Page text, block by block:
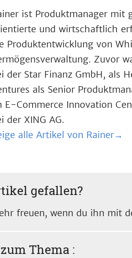
ist Produktmanager mit
und wirtschaftlich
Produktentwicklung von
Zuvor
der Star Finanz GmbH, als
als Senior
E-Commerce Innovation
der XING AG.
alle Artikel von Rainer→
gefallen?
freuen, wenn du ihn mit
Thema :